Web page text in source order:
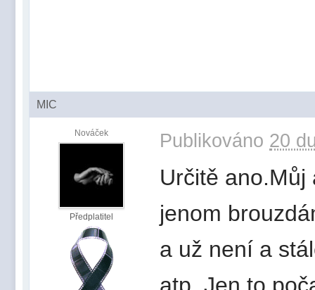
MIC
Nováček
Předplatitel
Publikováno 20
Určitě ano.Můj
jenom
a už není a
atp. Jen to